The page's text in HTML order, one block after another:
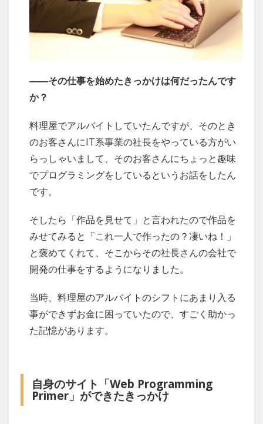
――その仕事を始めたきっかけは何だったんです
か？
料理屋でアルバイトしていたんですが、そのとき
のお客さんにIT系事業の社長をやっている方がい
らっしゃいまして、そのお客さんにちょっと趣味
でプログラミングをしているというお話をしたん
です。
そしたら「作品を見せて」と言われたので作品を
みせてみると「これ一人で作ったの？凄いね！」
と褒めてくれて、そこからその社長さんの会社で
開発の仕事をするようになりました。
当時、料理屋のアルバイトのシフトにあまり入る
事ができずお金に困っていたので、すごく助かっ
た記憶があります。
自身のサイト「Web Programming
Primer」ができたきっかけ